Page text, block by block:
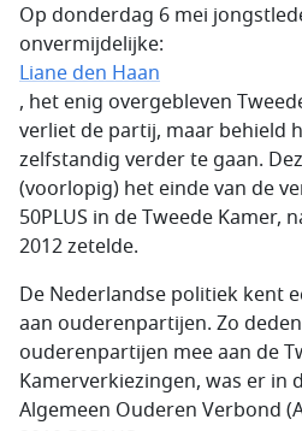
Op donderdag 6 mei
onvermijdelijke:
Liane den Haan
, het enig overgebleven
verliet de partij, maar behield
zelfstandig verder te gaan.
(voorlopig) het einde van de
50PLUS in de Tweede Kamer,
2012 zetelde.
De Nederlandse politiek kent
aan ouderenpartijen. Zo
ouderenpartijen mee aan de
Kamerverkiezingen, was er in
Algemeen Ouderen Verbond